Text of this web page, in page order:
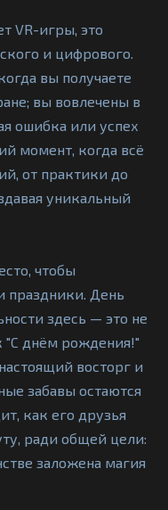
VR-игры, это
и цифрового.
вы получаете
вы вовлечены в
ошибка или успех
момент, когда всё
от практики до
уникальный
чтобы
праздники. День
здесь — это не
"С днём рождения!"
восторг и
забавы остаются
как его друзья
ради общей цели:
заложена магия